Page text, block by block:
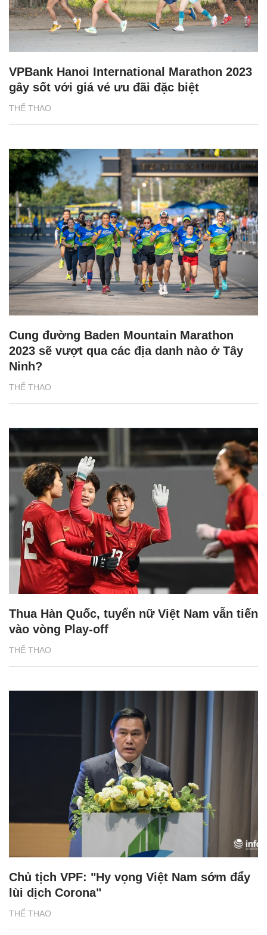
THỂ THAO
VPBank Hanoi International Marathon 2023
gây sốt với giá vé ưu đãi đặc biệt
THỂ THAO
Cung đường Baden Mountain Marathon
2023 sẽ vượt qua các địa danh nào ở Tây
Ninh?
THỂ THAO
Thua Hàn Quốc, tuyển nữ Việt Nam vẫn tiến
vào vòng Play-off
THỂ THAO
Chủ tịch VPF: "Hy vọng Việt Nam sớm đẩy
lùi dịch Corona"